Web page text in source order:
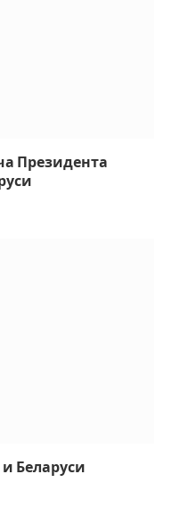
Президента
Беларуси